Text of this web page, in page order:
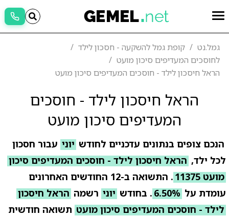
גמל.נט
קופת גמל להשקעה - חסכון לילד
לחוסכים המעדיפים סיכון מועט
הראל חיסכון לילד - חוסכים המעדיפים סיכון מועט
הראל חיסכון לילד - חוסכים
המעדיפים סיכון מועט
הנכם צופים בנתונים עדכניים לחודש יוני עבור חסכון
לכל ילד, הראל חיסכון לילד - חוסכים המעדיפים סיכון
מועט 11375
. התשואה ב-12 החודשים האחרונים
עומדת על 6.50% . בחודש יוני רשמה הראל חיסכון
לילד - חוסכים המעדיפים סיכון מועט תשואה חודשית